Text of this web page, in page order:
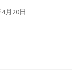
月20日